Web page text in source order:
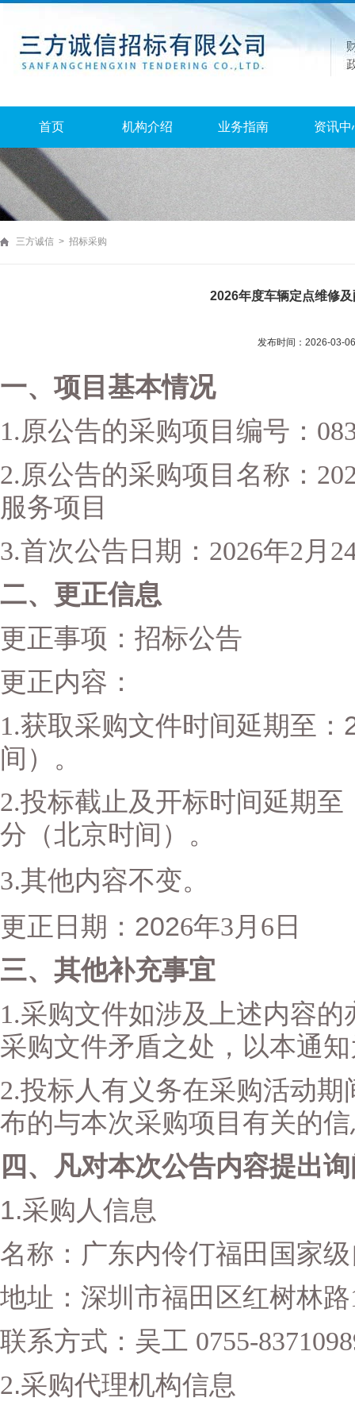
首页 机构介绍 业务指南 资讯中
三方诚信 > 招标采购
2026年度车辆定点维修
发布时间：2026-03-
一、项目基本情况
1.原公告的采购项目编号：
2.原公告的采购项目名称：
服务项目
3.首次公告日期： 2026年2 月
二、更正信息
更正事项： 招标公告
更正内容：
1.获取采购文件时间延期至：
间） 。
2.投标截止及开标时间延期至
分 （北京时间）。
3.其他内容不变。
更正日期： 2026年3月 6 日
三、其他补充事宜
1.采购文件如涉及上述内容
采购文件矛盾之处，以本通
2.投标人有义务在采购活动
布的与本次采购项目有关的
四、凡对本次公告内容提出
1.采购人信息
名称： 广东内伶仃福田国家
地址：深圳市福田区红树林路
联系方式：吴工 0755-
2.采购代理机构信息